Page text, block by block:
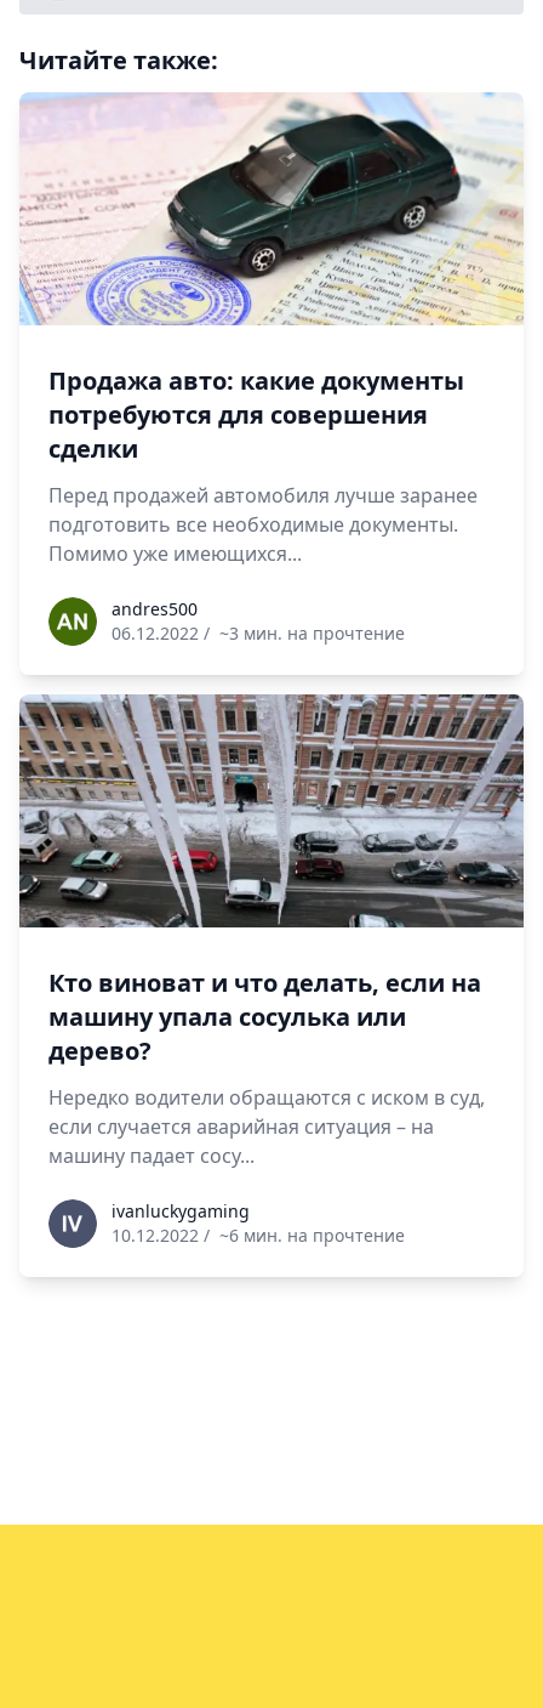
Читайте также:
Продажа авто: какие документы
потребуются для совершения
сделки
Перед продажей автомобиля лучше заранее
подготовить все необходимые документы.
Помимо уже имеющихся...
andres500andres500
06.12.2022 / ~3 мин. на прочтение
Кто виноват и что делать, если на
машину упала сосулька или
дерево?
Нередко водители обращаются с иском в суд,
если случается аварийная ситуация – на
машину падает сосу...
ivanluckygaming
ivanluckygaming
10.12.2022 / ~6 мин. на прочтение